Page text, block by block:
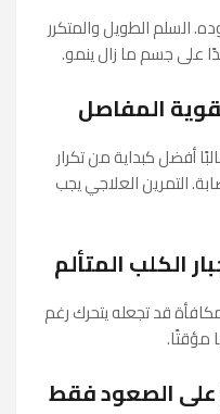
السلم الطويل والمتكرر
على جسم ما زال ينمو.
أفضل كبداية من تكرار
التمرين العلاجي يجب
قد تجعله يتحرك رغم
مؤقتًا.